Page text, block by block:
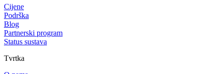
Cijene
Podrška
Blog
Partnerski program
Status sustava
Tvrtka